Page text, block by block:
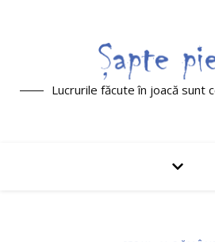
Lucrurile făcute în joacă sunt